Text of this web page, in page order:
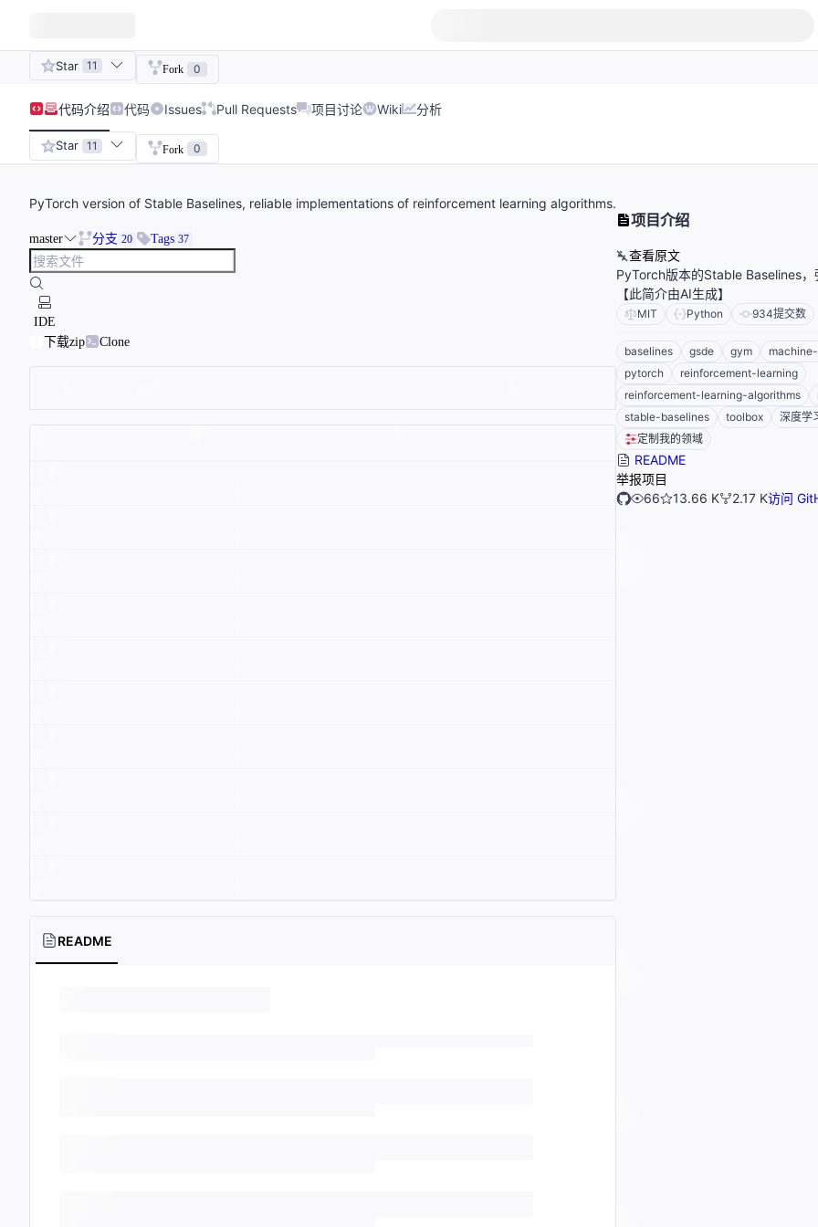
Star 11 Fork 0
代码介绍 代码 Issues Pull Requests 项目讨论 Wiki 分析
Star 11 Fork 0
PyTorch version of Stable Baselines, reliable implementations of reinforcement learning algorithms.
master 分支 20 Tags 37
IDE
下载zip
Clone
README
项目介绍
查看原文
PyTorch版本的Stable Baselines，
【此简介由AI生成】
MIT Python 934提交数
baselines gsde gym
pytorch
reinforcement-learning
reinforcement-learning-algorithms
stable-baselines
toolbox
深度学
定制我的领域
README
举报项目
66
13.66 K 2.17 K访问